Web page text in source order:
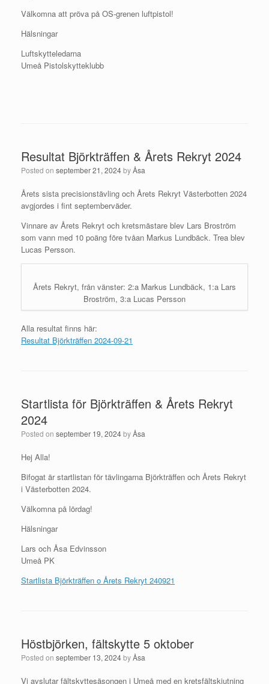
Välkomna att pröva på OS-grenen luftpistol!
Hälsningar
Luftskytteledarna
Umeå Pistolskytteklubb
Resultat Björkträffen & Årets Rekryt 2024
Posted on september 21, 2024byÅsa
Årets sista precisionstävling och Årets Rekryt Västerbotten 2024
avgjordes i fint septemberväder.
Vinnare av Årets Rekryt och kretsmästare blev Lars Broström
som vann med 10 poäng före tvåan Markus Lundbäck. Trea blev
Lucas Persson.
Årets Rekryt, från vänster: 2:a Markus Lundbäck, 1:a Lars
Broström, 3:a Lucas Persson
Alla resultat finns här:
Resultat Björkträffen 2024-09-21
Startlista för Björkträffen & Årets Rekryt
2024
Posted on september 19, 2024byÅsa
Hej Alla!
Bifogat är startlistan för tävlingarna Björkträffen och Årets Rekryt
i Västerbotten 2024.
Välkomna på lördag!
Hälsningar
Lars och Åsa Edvinsson
Umeå PK
Startlista Björkträffen o Årets Rekryt 240921
Höstbjörken, fältskytte 5 oktober
Posted on september 13, 2024byÅsa
Vi avslutar fältskyttesäsongen i Umeå med en kretsfältskjutning